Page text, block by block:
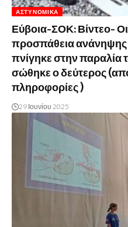
ΑΣΤΥΝΟΜΙΚΆ
Εύβοια-ΣΟΚ: Βίντεο-
προσπάθεια ανάνηψης
πνίγηκε στην παραλία
σώθηκε ο δεύτερος
πληροφορίες )
29 Ιουνίου 2025